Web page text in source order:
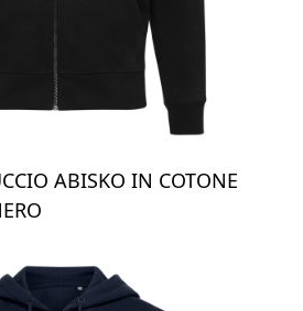
ABISKO IN COTONE